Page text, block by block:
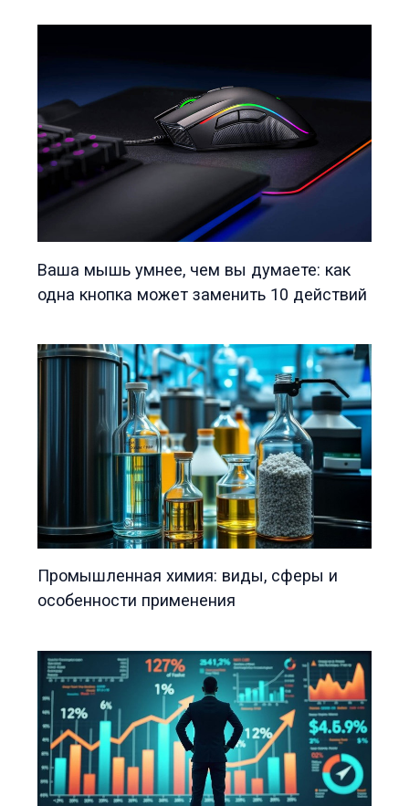
Ваша мышь умнее, чем вы думаете: как
одна кнопка может заменить 10 действий
Промышленная химия: виды, сферы и
особенности применения